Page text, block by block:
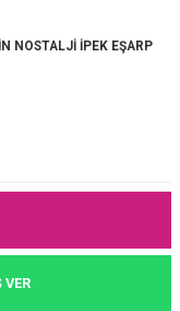
NOSTALJİ İPEK EŞARP
VER